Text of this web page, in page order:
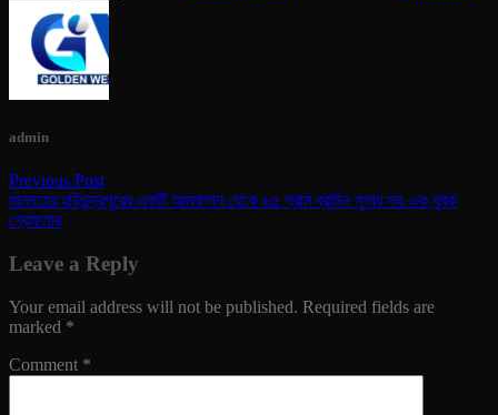
admin
Previous Post
মালদহের হরিশ্চন্দ্রপুরের একটি আমবাগান থেকে ৬৫ গ্রাম ব্রাউন সুগার সহ এক যুবক
গ্রেফতার
Leave a Reply
Your email address will not be published. Required fields are
marked *
Comment *